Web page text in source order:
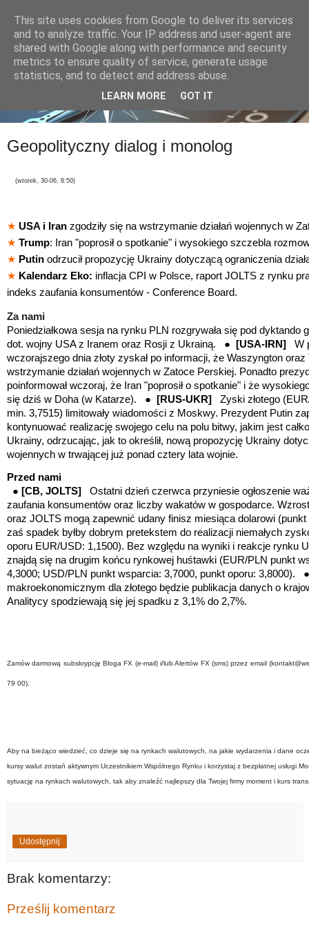
Geopolityczny dialog i monolog
(wtorek , 30-06, 8:50)
★ USA i Iran zgodziły się na wstrzymanie działań wojennych w
★ Trump: Iran "poprosił o spotkanie" i wysokiego szczebla
★ Putin odrzucił propozycję Ukrainy dotyczącą ograniczenia
★ Kalendarz Eko: inflacja CPI w Polsce, raport JOLTS z rynku
indeks zaufania konsumentów - Conference Board.
Za nami
Poniedziałkowa sesja na rynku PLN rozgrywała się pod dyktando
dot. wojny USA z Iranem oraz Rosji z Ukrainą. ●
[USA-IRN]
W
wczorajszego dnia złoty zyskał po informacji, że Waszyngton oraz
wstrzymanie działań wojennych w Zatoce Perskiej. Ponadto
poinformował wczoraj, że Iran "poprosił o spotkanie" i że
się dziś w Doha (w Katarze). ●
[RUS-UKR]
Zyski złotego
min. 3,7515) limitowały wiadomości z Moskwy. Prezydent Putin
kontynuować realizację swojego celu na polu bitwy, jakim jest
Ukrainy, odrzucając, jak to określił, nową propozycję Ukrainy
wojennych w trwającej już ponad cztery lata wojnie.
Przed nami
● [CB, JOLTS] Ostatni dzień czerwca przyniesie ogłoszenie
zaufania konsumentów oraz liczby wakatów w gospodarce.
oraz JOLTS mogą zapewnić udany finisz miesiąca dolarowi
zaś spadek byłby dobrym pretekstem do realizacji niemałych
oporu EUR/USD: 1,1500). Bez względu na wyniki i reakcje rynku
znajdą się na drugim końcu rynkowej huśtawki (EUR/PLN punkt
4,3000; USD/PLN punkt wsparcia: 3,7000, punkt oporu: 3,8000).
makroekonomicznym dla złotego będzie publikacja danych o
Analitycy spodziewają się jej spadku z 3,1% do 2,7%.
Zamów darmową subskrypcję Bloga FX (e-mail) i/lub Alertów FX (sms) przez email
79 00).
Aby na bieżąco wiedzieć, co dzieje się na rynkach walutowych, na jakie wydarzenia i dane
kursy walut zostań aktywnym Uczestnikiem Wspólnego Rynku i korzystaj z bezpłatnej usługi
sytuację na rynkach walutowych, tak aby znaleźć najlepszy dla Twojej firmy moment i kurs
Udostępnij
Brak komentarzy:
Prześlij komentarz
This site uses cookies from Google to deliver its services
and to analyze traffic. Your IP address and user-agent are
shared with Google along with performance and security
metrics to ensure quality of service, generate usage
statistics, and to detect and address abuse.
LEARN MORE GOT IT